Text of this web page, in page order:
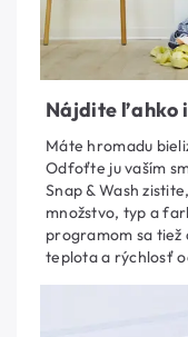
Nájdite ľahko
Máte hromadu
Odfoťte ju vaším
Snap & Wash
množstvo, typ a
programom sa
teplota a rýchlosť